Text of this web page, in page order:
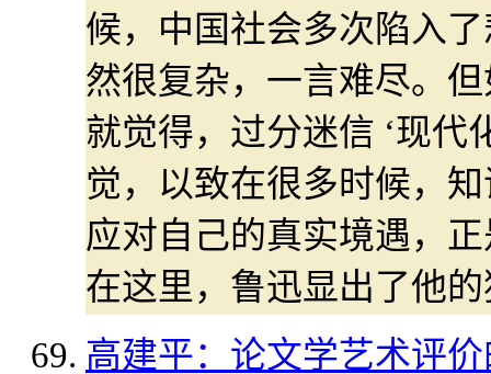
候，中国社会多次陷入
然很复杂，一言难尽。
就觉得，过分迷信 ‘现代
觉，以致在很多时候，
应对自己的真实境遇，
在这里，鲁迅显出了他
高建平：论文学艺术评